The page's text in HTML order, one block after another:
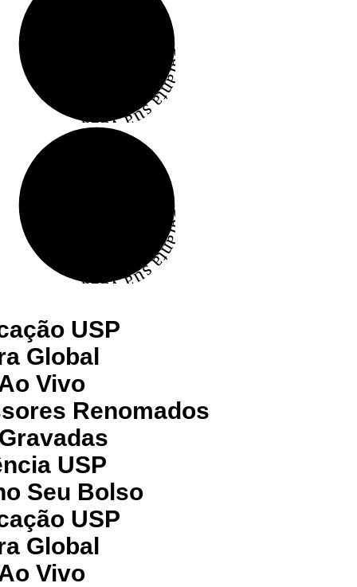
Garanta sua vaga
Garanta sua vaga
USP
Global
Vivo
Renomados
USP
Seu Bolso
USP
Global
Vivo